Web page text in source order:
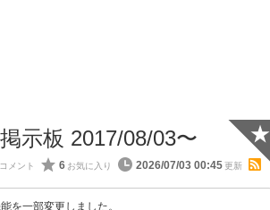
示板 2017/08/03〜
6 2026/07/03 00:45
★
を一部変更しました。